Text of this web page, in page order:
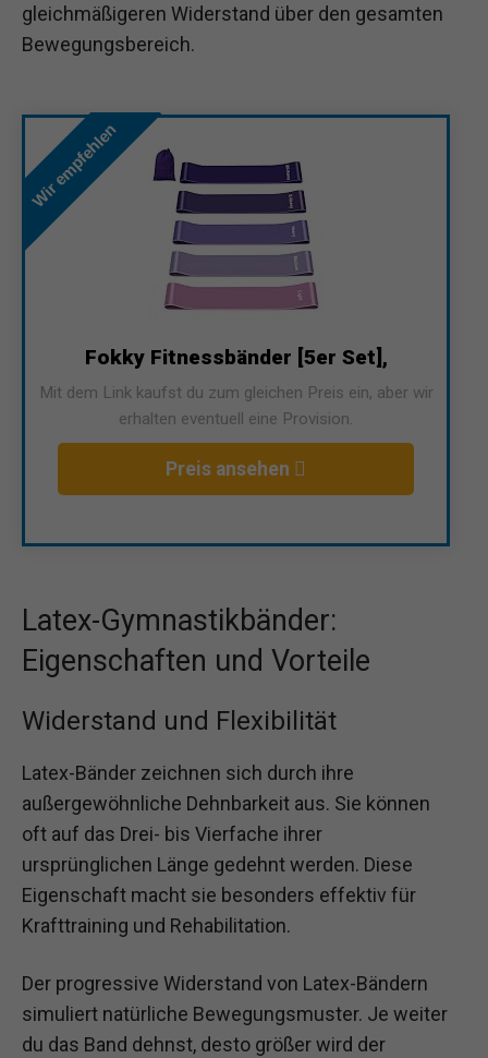
gleichmäßigeren Widerstand über den gesamten
Bewegungsbereich.
Wir empfehlen
Fokky Fitnessbänder [5er Set],
Mit dem Link kaufst du zum gleichen Preis ein, aber wir
erhalten eventuell eine Provision.
Preis ansehen
Latex-Gymnastikbänder:
Eigenschaften und Vorteile
Widerstand und Flexibilität
Latex-Bänder zeichnen sich durch ihre
außergewöhnliche Dehnbarkeit aus. Sie können
oft auf das Drei- bis Vierfache ihrer
ursprünglichen Länge gedehnt werden. Diese
Eigenschaft macht sie besonders effektiv für
Krafttraining und Rehabilitation.
Der progressive Widerstand von Latex-Bändern
simuliert natürliche Bewegungsmuster. Je weiter
du das Band dehnst, desto größer wird der